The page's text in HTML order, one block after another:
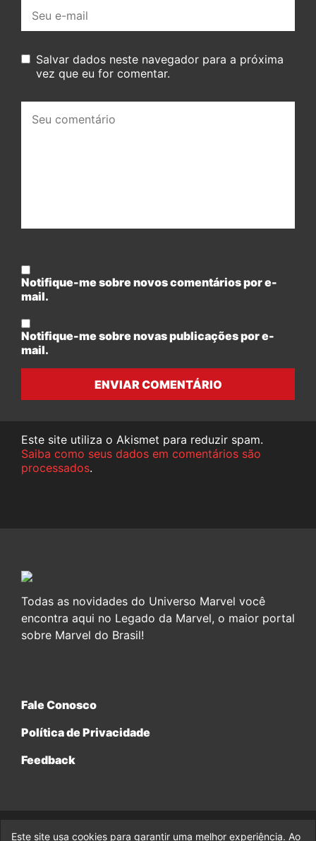
mail:
Salvar dados neste navegador para a próxima
vez que eu for comentar.
comentário:
Notifique-me sobre novos comentários por e-
mail.
Notifique-me sobre novas publicações por e-
mail.
ENVIAR COMENTÁRIO
Este site utiliza o Akismet para reduzir spam.
Saiba como seus dados em comentários são
processados.
Todas as novidades do Universo Marvel você
encontra aqui no Legado da Marvel, o maior portal
sobre Marvel do Brasil!
Fale Conosco
Política de Privacidade
Feedback
© 2017-2026 Legado da Marvel, uma empresa da Legado
Este site usa cookies para garantir uma melhor experiência. Ao